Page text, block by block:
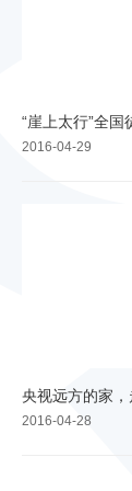
“崖上太行”全国
2016-04-29
央视远方的家，
2016-04-28